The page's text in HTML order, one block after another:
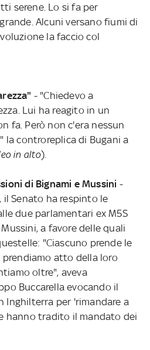
serene. Lo si fa per
Alcuni versano fiumi di
la faccio col
- "Chiedevo a
Lui ha reagito in un
fa. Però non c'era nessun
la controreplica di Bugani a
in alto).
di Bignami e Mussini -
Senato ha respinto le
due parlamentari ex M5S
a favore delle quali
"Ciascuno prende le
atto della loro
oltre", aveva
Buccarella evocando il
Inghilterra per 'rimandare a
hanno tradito il mandato dei